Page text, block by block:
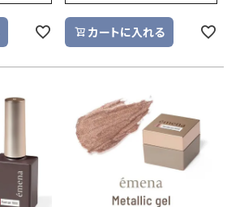
カートに入れる